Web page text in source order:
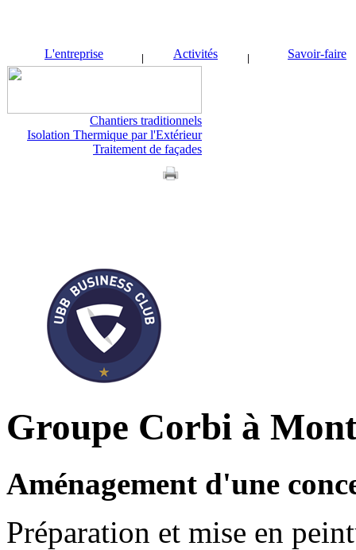
L'entreprise Activités Savoir-faire
Chantiers traditionnels
Isolation Thermique par l'Extérieur
Traitement de façades
Groupe Corbi à
Aménagement d'une
Préparation et mise en